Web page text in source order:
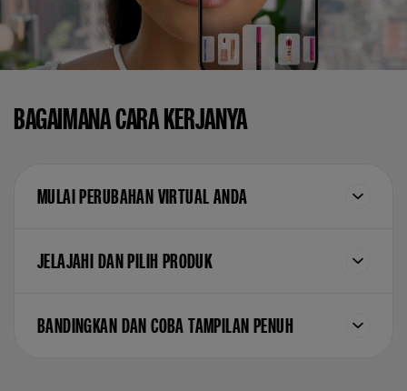
BAGAIMANA CARA KERJANYA
MULAI PERUBAHAN VIRTUAL ANDA
JELAJAHI DAN PILIH PRODUK
BANDINGKAN DAN COBA TAMPILAN PENUH